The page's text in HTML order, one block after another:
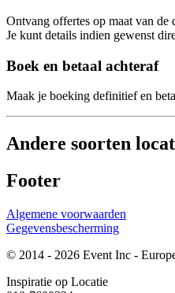
Ontvang offertes op maat van de
Je kunt details indien gewenst
Boek en betaal achteraf
Maak je boeking definitief en
Andere soorten
Footer
Algemene voorwaarden
Gegevensbescherming
© 2014 - 2026 Event Inc -
Inspiratie op Locatie